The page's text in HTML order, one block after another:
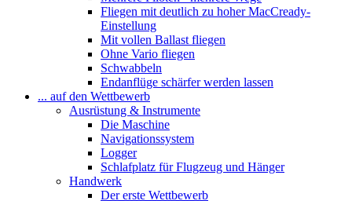
Fliegen mit deutlich zu hoher MacCready-
Einstellung
Mit vollen Ballast fliegen
Ohne Vario fliegen
Schwabbeln
Endanflüge schärfer werden lassen
... auf den Wettbewerb
Ausrüstung & Instrumente
Die Maschine
Navigationssystem
Logger
Schlafplatz für Flugzeug und Hänger
Handwerk
Der erste Wettbewerb